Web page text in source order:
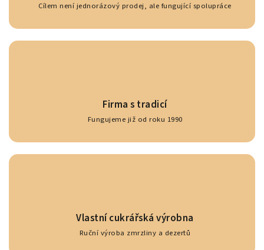
Cílem není jednorázový prodej, ale fungující spolupráce
Firma s tradicí
Fungujeme již od roku 1990
Vlastní cukrářská výrobna
Ruční výroba zmrzliny a dezertů